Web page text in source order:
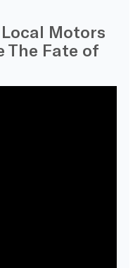
Motors
The Fate of